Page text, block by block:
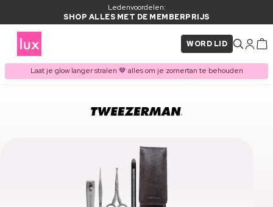
Ledenvoordelen:
SHOP ALLES MET DE MEMBERPRIJS
WORD LID
Laat je glow langer stralen 🤎 alles om je zomertan te behouden